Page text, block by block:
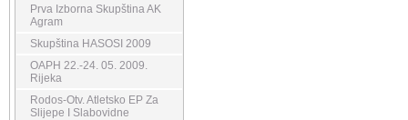
Prva Izborna Skupština AK
Agram
Skupština HASOSI 2009
OAPH 22.-24. 05. 2009.
Rijeka
Rodos-Otv. Atletsko EP Za
Slijepe I Slabovidne